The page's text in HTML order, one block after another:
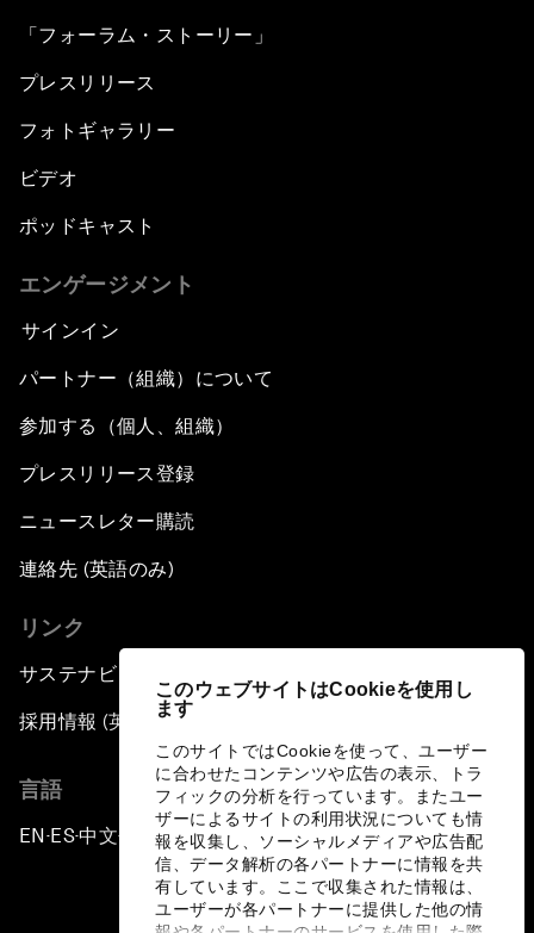
このウェブサイトはCookieを使用し
ます
このサイトではCookieを使って、ユーザー
に合わせたコンテンツや広告の表示、トラ
フィックの分析を行っています。またユー
ザーによるサイトの利用状況についても情
報を収集し、ソーシャルメディアや広告配
信、データ解析の各パートナーに情報を共
有しています。ここで収集された情報は、
ユーザーが各パートナーに提供した他の情
「フォーラム・ストーリー」
プレスリリース
フォトギャラリー
ビデオ
ポッドキャスト
エンゲージメント
サインイン
パートナー（組織）について
参加する（個人、組織）
プレスリリース登録
ニュースレター購読
連絡先 (英語のみ)
リンク
サステナビリティへの取り組み
採用情報 (英語のみ)
言語
EN ▪ES▪中文▪ 日本語